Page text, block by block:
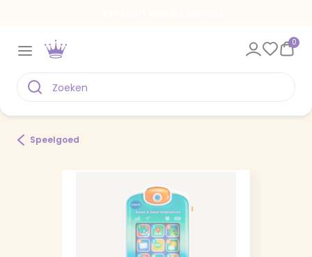
0
Speelgoed